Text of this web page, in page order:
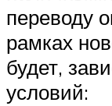
переводу
рамках
будет,
условий: